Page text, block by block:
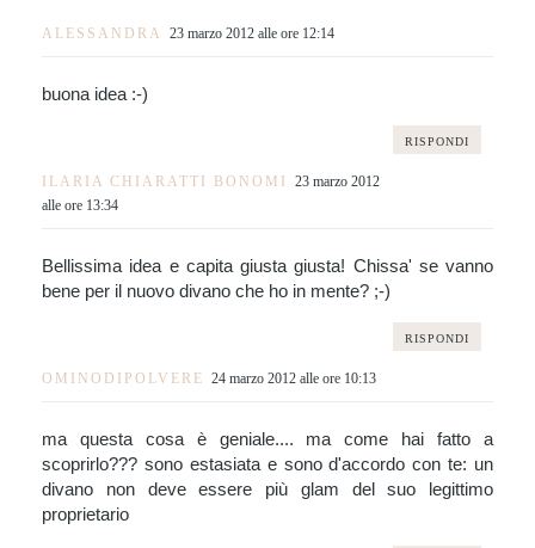
ALESSANDRA 23 marzo 2012 alle ore 12:14
buona idea :-)
RISPONDI
ILARIA CHIARATTI BONOMI
23 marzo 2012
alle ore 13:34
Bellissima idea e capita giusta giusta! Chissa' se vanno
bene per il nuovo divano che ho in mente? ;-)
RISPONDI
OMINODIPOLVERE 24 marzo 2012 alle ore 10:13
ma questa cosa è geniale.... ma come hai fatto a
scoprirlo??? sono estasiata e sono d'accordo con te: un
divano non deve essere più glam del suo legittimo
proprietario